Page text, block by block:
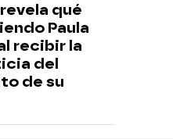
qué
Paula
recibir la
del
de su